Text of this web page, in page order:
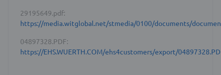
29195649.pdf:
https://media.witglobal.net/stmedia/0100/documents/
04897328.PDF:
https://EHS.WUERTH.COM/ehs4customers/export/